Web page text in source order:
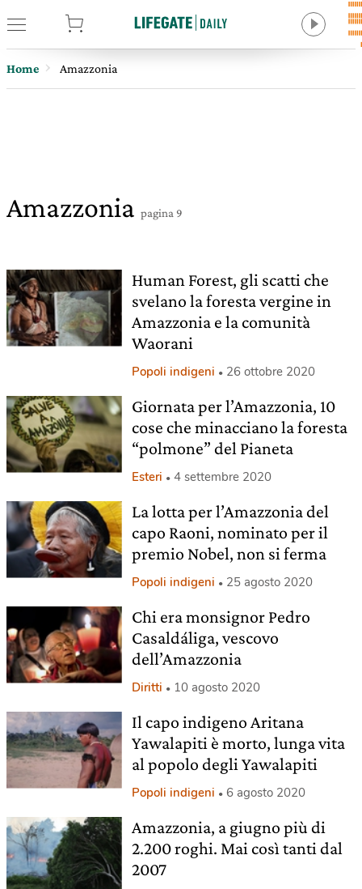
Home Amazzonia
Amazzonia pagina 9
Human Forest, gli scatti che
svelano la foresta vergine in
Amazzonia e la comunità
Waorani
Popoli indigeni 26 ottobre 2020
Giornata per l’Amazzonia, 10
cose che minacciano la foresta
“polmone” del Pianeta
Esteri 4 settembre 2020
La lotta per l’Amazzonia del
capo Raoni, nominato per il
premio Nobel, non si ferma
Popoli indigeni 25 agosto 2020
Chi era monsignor Pedro
Casaldáliga, vescovo
dell’Amazzonia
Diritti 10 agosto 2020
Il capo indigeno Aritana
Yawalapiti è morto, lunga vita
al popolo degli Yawalapiti
Popoli indigeni 6 agosto 2020
Amazzonia, a giugno più di
2.200 roghi. Mai così tanti dal
2007